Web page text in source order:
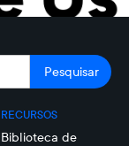
RECURSOS
Biblioteca de